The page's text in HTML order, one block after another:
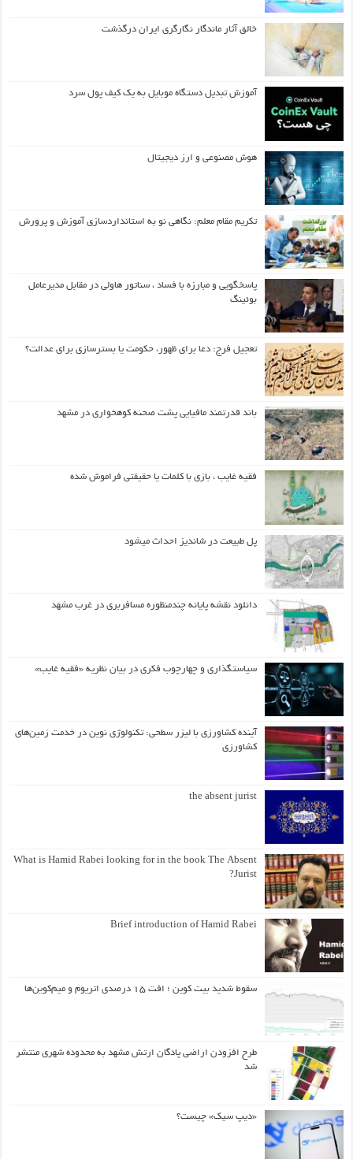
خالق آثار ماندگار نگارگری ایران درگذشت
آموزش تبدیل دستگاه موبایل به یک کیف‌ پول سرد
هوش مصنوعی و ارز دیجیتال
تکریم مقام معلم: نگاهی نو به استانداردسازی آموزش و پرورش
پاسخگویی و مبارزه با فساد ، سناتور هاولی در مقابل مدیرعامل
بوئینگ
تعجیل فرج: دعا برای ظهور، حکومت یا بسترسازی برای عدالت؟
باند قدرتمند مافیایی پشت صحنه کوهخواری در مشهد
فقیه غایب ، بازی با کلمات یا حقیقتی فراموش شده
پل طبیعت در شاندیز احداث میشود
دانلود نقشه پایانه چندمنظوره مسافربری در غرب مشهد
سیاستگذاری و چهارچوب فکری در بیان نظریه «فقیه غایب»
آینده کشاورزی با لیزر سطحی: تکنولوژی نوین در خدمت زمین‌های
کشاورزی
the absent jurist
What is Hamid Rabei looking for in the book The Absent
Jurist?
Brief introduction of Hamid Rabei
سقوط شدید بیت کوین ؛ افت ۱۵ درصدی اتریوم و میم‌کوین‌ها
طرح افزودن اراضی پادگان ارتش مشهد به محدوده شهری منتشر
شد
«دیپ سیک» چیست؟